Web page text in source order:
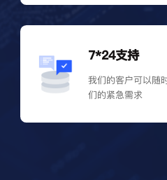
7*24支持
我们的客户可以随
们的紧急需求